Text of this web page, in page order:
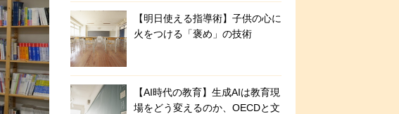
【明日使える指導術】子供の心に
火をつける「褒め」の技術
【AI時代の教育】生成AIは教育現
場をどう変えるのか、OECDと文